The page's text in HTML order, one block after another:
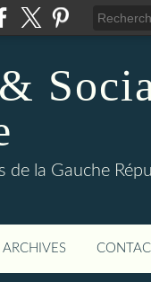
la Gauche
ARCHIVES